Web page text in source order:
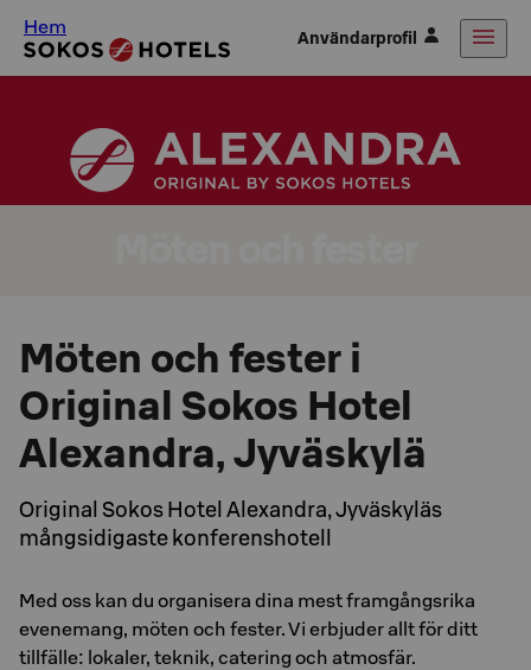
Hem Användarprofil
Möten och fester i
Original Sokos Hotel
Alexandra, Jyväskylä
Original Sokos Hotel Alexandra, Jyväskyläs
mångsidigaste konferenshotell
Med oss kan du organisera dina mest framgångsrika
evenemang, möten och fester. Vi erbjuder allt för ditt
tillfälle: lokaler, teknik, catering och atmosfär.